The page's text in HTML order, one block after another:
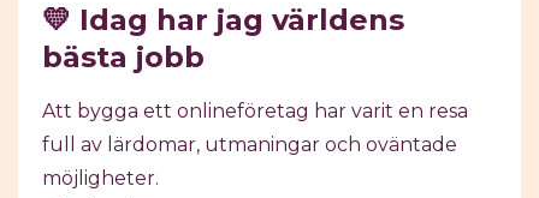
💛 Idag har jag världens
bästa jobb
Att bygga ett onlineföretag har varit en resa
full av lärdomar, utmaningar och oväntade
möjligheter.